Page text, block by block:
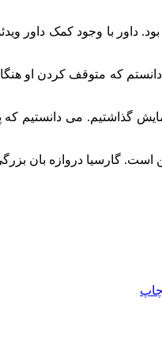
داور با وجود کمک‌ داور
که متوقف‌ کردن او
گذاشتیم. می‌ دانستیم
است. گارسیا دروازه‌ بان
چاپ